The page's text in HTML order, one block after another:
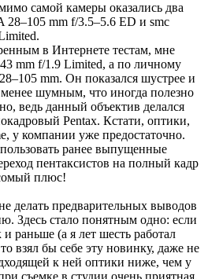
самой камеры оказались два
28–105 mm f/3.5–5.6 ED и smc
в Интернете тестам, мне
mm f/1.9 Limited, а по личному
mm. Он показался шустрее и
шумным, что иногда полезно
ведь данный объектив делался
Pentax. Кстати, оптики,
у компании уже предостаточно.
ранее выпущенные
пентаксистов на полный кадр
плюс!
делать предварительных выводов
Здесь стало понятным одно: если
раньше (а я лет шесть работал
взял бы себе эту новинку, даже не
к ней оптики ниже, чем у